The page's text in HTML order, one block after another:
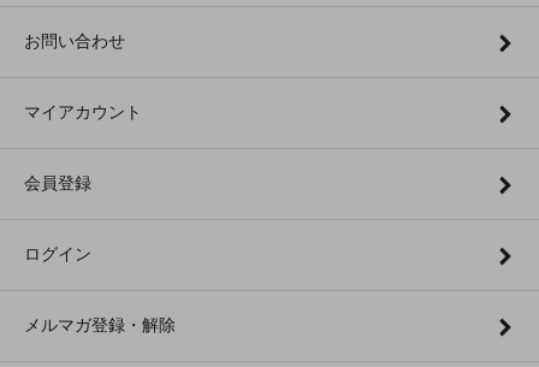
お問い合わせ
マイアカウント
会員登録
ログイン
メルマガ登録・解除